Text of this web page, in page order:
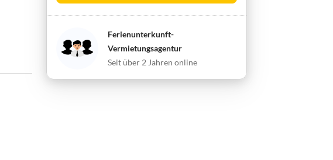
Ferienunterkunft-
Vermietungsagentur
Seit über 2 Jahren online